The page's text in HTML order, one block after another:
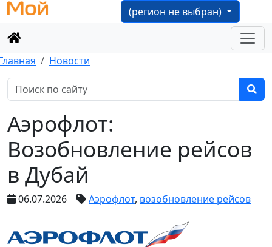
(регион не выбран)
Новости
Аэрофлот:
Возобновление рейсов
в Дубай
06.07.2026 Аэрофлот, возобновление рейсов